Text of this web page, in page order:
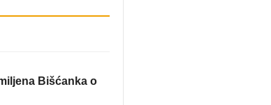
Bišćanka o